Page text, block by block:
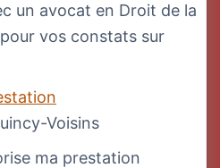
un avocat en Droit de la
vos constats sur
Voisins
ma prestation